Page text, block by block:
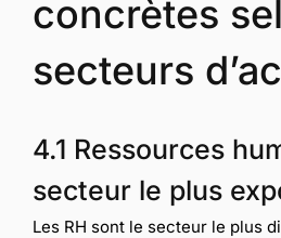
concrètes
secteurs
4.1 Ressources
secteur le plus
Les RH sont le secteur le plus